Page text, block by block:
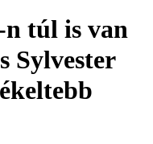
n túl is van
Sylvester